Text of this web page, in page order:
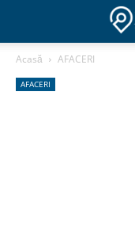
Acasă AFACERI
AFACERI